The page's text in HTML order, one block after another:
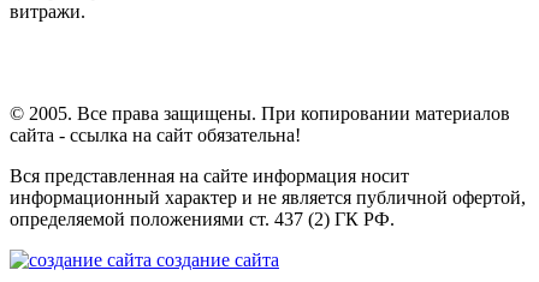
витражи.
© 2005. Все права защищены. При копировании материалов
сайта - ссылка на сайт обязательна!
Вся представленная на сайте информация носит
информационный характер и не является публичной офертой,
определяемой положениями ст. 437 (2) ГК РФ.
создание сайта